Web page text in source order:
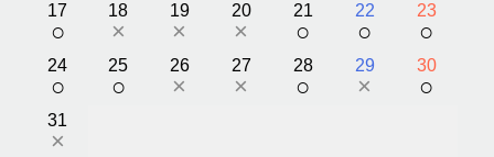
17
○
18
×
19
×
20
×
21
○
22
○
23
○
24
○
25
○
26
×
27
×
28
○
29
×
30
○
31
×